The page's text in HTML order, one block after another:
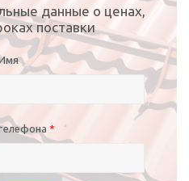
данные о ценах,
поставки
*